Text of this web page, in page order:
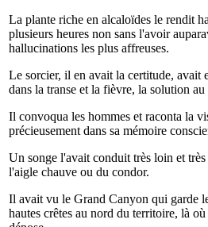
La plante riche en alcaloïdes le rendit
plusieurs heures non sans l'avoir
hallucinations les plus affreuses.
Le sorcier, il en avait la certitude, avait
dans la transe et la fièvre, la solution au
Il convoqua les hommes et raconta la
précieusement dans sa mémoire
Un songe l'avait conduit très loin et
l'aigle chauve ou du condor.
Il avait vu le Grand Canyon qui garde
hautes crêtes au nord du territoire, là